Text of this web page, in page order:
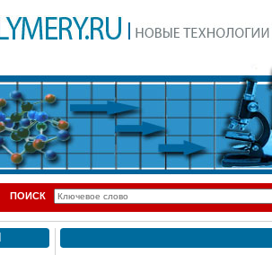
ПОИСК